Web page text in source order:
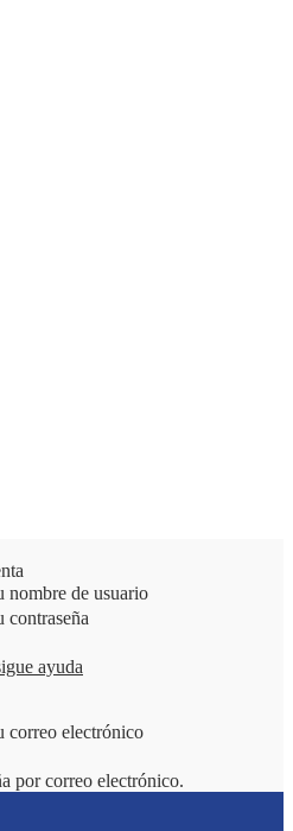
nombre de usuario
contraseña
ayuda
correo electrónico
por correo electrónico.